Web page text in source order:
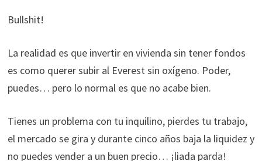
Bullshit!
La realidad es que invertir en vivienda sin tener fondos
es como querer subir al Everest sin oxígeno. Poder,
puedes… pero lo normal es que no acabe bien.
Tienes un problema con tu inquilino, pierdes tu trabajo,
el mercado se gira y durante cinco años baja la liquidez y
no puedes vender a un buen precio… ¡liada parda!